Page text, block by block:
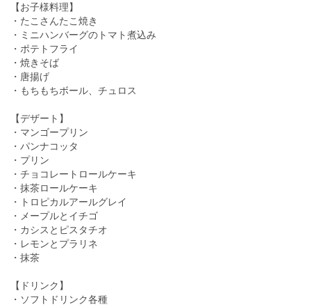
【お子様料理】
・たこさんたこ焼き
・ミニハンバーグのトマト煮込み
・ポテトフライ
・焼きそば
・唐揚げ
・もちもちボール、チュロス
【デザート】
・マンゴープリン
・パンナコッタ
・プリン
・チョコレートロールケーキ
・抹茶ロールケーキ
・トロピカルアールグレイ
・メープルとイチゴ
・カシスとピスタチオ
・レモンとプラリネ
・抹茶
【ドリンク】
・ソフトドリンク各種